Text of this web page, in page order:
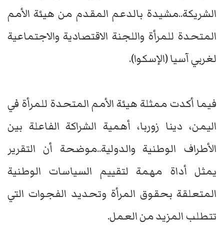
الشريكة..مشيدة بالدعم المقدم من هيئة الأمم
المتحدة للمرأة واللجنة الاقتصادية والاجتماعية
لغربي آسيا (الإسكوا).
فيما أكدت ممثلة هيئة الأمم المتحدة للمرأة في
اليمن، دينا زوربا، أهمية الشراكة الفاعلة بين
الأطراف الوطنية والدولية..موضحة أن التقرير
يمثل أداة مهمة لتقييم السياسات الوطنية
المتعلقة بحقوق المرأة وتحديد الفجوات التي
تتطلب المزيد من العمل.